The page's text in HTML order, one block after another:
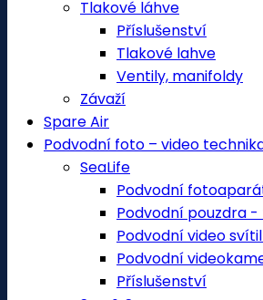
Tlakové láhve
Příslušenství
Tlakové lahve
Ventily, manifoldy
Závaží
Spare Air
Podvodní foto – video
SeaLife
Podvodní
Podvodní pouzdra
Podvodní video
Podvodní
Příslušenství